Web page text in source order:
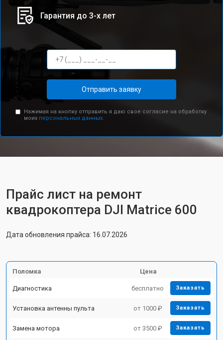
Гарантия до 3-х лет
Отправить заявку
Нажимая на кнопку отправить я даю свое согласие на обработку
моих персональных данных.
Прайс лист на ремонт
квадрокоптера DJI Matrice 600
Дата обновления прайса: 16.07.2026
Поломка Цена
Диагностика бесплатно Заказать
Установка антенны пульта от 1000 ₽ Заказать
Замена мотора от 3500 ₽ Заказать